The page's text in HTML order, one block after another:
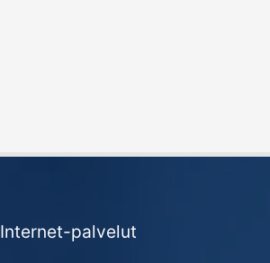
Internet-palvelut